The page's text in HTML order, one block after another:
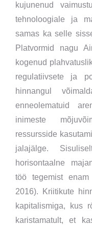
kujunenud
tehnoloogiale ja
samas ka selle
Platvormid nagu
kogenud
regulatiivsete ja
hinnangul
enneolematuid
inimeste
ressursside
jalajälge.
horisontaalne
töö tegemist
2016). Kriitikute
kapitalismiga, kus
karistamatult, et